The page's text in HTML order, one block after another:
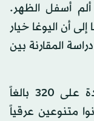
ألم أسفل الظهر.
أن اليوغا خيار
المقارنة بين
واعتمد الباحثون في الدراسة الجديدة على 320 بالغاً
متنوعين عرقياً